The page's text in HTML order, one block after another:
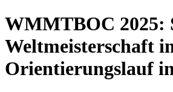
WMMTBOC 2025:
Weltmeisterschaft
Orientierungslauf